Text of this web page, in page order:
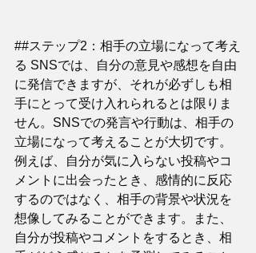
##ステップ2：相手の立場になって考え
る SNSでは、自分の意見や感想を自由
に発信できますが、それが必ずしも相
手にとって受け入れられるとは限りま
せん。SNSでの発言や行動は、相手の
立場になって考えることが大切です。
例えば、自分が気に入らない投稿やコ
メントに出会ったとき、感情的に反応
するのではなく、相手の背景や状況を
想像してみることができます。また、
自分が投稿やコメントをするとき、相